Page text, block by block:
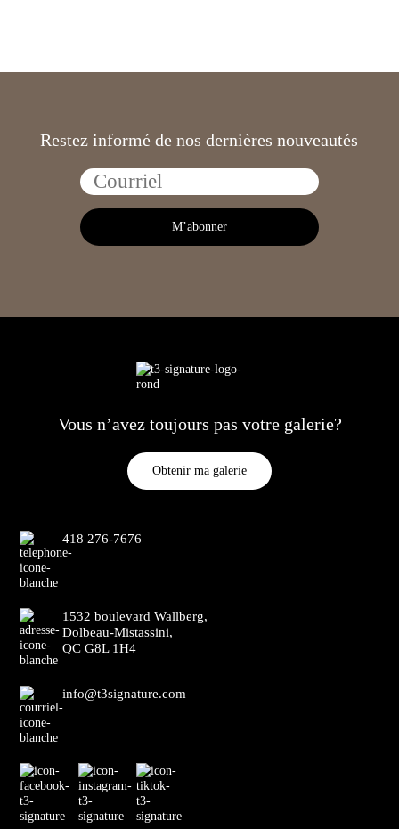
Restez informé de nos dernières nouveautés
Vous n’avez toujours pas votre galerie?
Obtenir ma galerie
418 276-7676
1532 boulevard Wallberg,
Dolbeau-Mistassini,
QC G8L 1H4
info@t3signature.com